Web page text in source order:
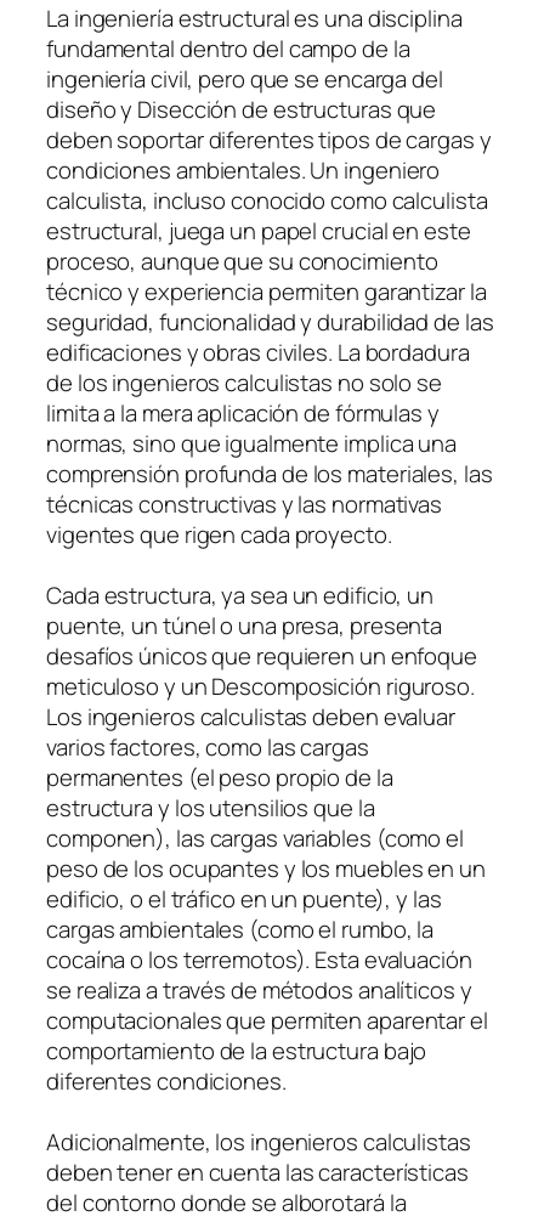
La ingeniería estructural es una disciplina
fundamental dentro del campo de la
ingeniería civil, pero que se encarga del
diseño y Disección de estructuras que
deben soportar diferentes tipos de cargas y
condiciones ambientales. Un ingeniero
calculista, incluso conocido como calculista
estructural, juega un papel crucial en este
proceso, aunque que su conocimiento
técnico y experiencia permiten garantizar la
seguridad, funcionalidad y durabilidad de las
edificaciones y obras civiles. La bordadura
de los ingenieros calculistas no solo se
limita a la mera aplicación de fórmulas y
normas, sino que igualmente implica una
comprensión profunda de los materiales, las
técnicas constructivas y las normativas
vigentes que rigen cada proyecto.
Cada estructura, ya sea un edificio, un
puente, un túnel o una presa, presenta
desafíos únicos que requieren un enfoque
meticuloso y un Descomposición riguroso.
Los ingenieros calculistas deben evaluar
varios factores, como las cargas
permanentes (el peso propio de la
estructura y los utensilios que la
componen), las cargas variables (como el
peso de los ocupantes y los muebles en un
edificio, o el tráfico en un puente), y las
cargas ambientales (como el rumbo, la
cocaína o los terremotos). Esta evaluación
se realiza a través de métodos analíticos y
computacionales que permiten aparentar el
comportamiento de la estructura bajo
diferentes condiciones.
Adicionalmente, los ingenieros calculistas
deben tener en cuenta las características
del contorno donde se alborotará la